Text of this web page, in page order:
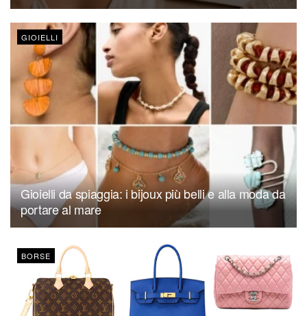
GIOIELLI
Gioielli da spiaggia: i bijoux più belli e alla moda da
portare al mare
BORSE